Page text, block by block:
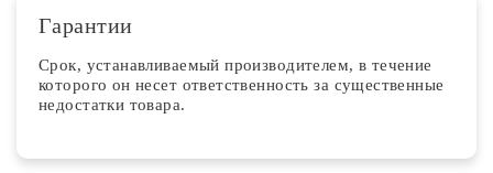
Гарантии
Срок, устанавливаемый производителем, в течение
которого он несет ответственность за существенные
недостатки товара.